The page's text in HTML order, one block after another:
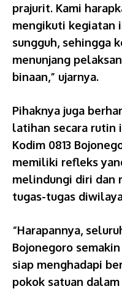
prajurit. Kami
mengikuti kegiatan
sungguh, sehingga
menunjang
binaan,” ujarnya.
Pihaknya juga
latihan secara rutin
Kodim 0813
memiliki refleks
melindungi diri dan
tugas-tugas
“Harapannya,
Bojonegoro
siap menghadapi
pokok satuan